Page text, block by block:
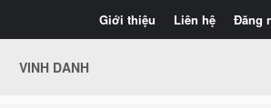
Giới thiệu Liên hệ Đăng
VINH DANH